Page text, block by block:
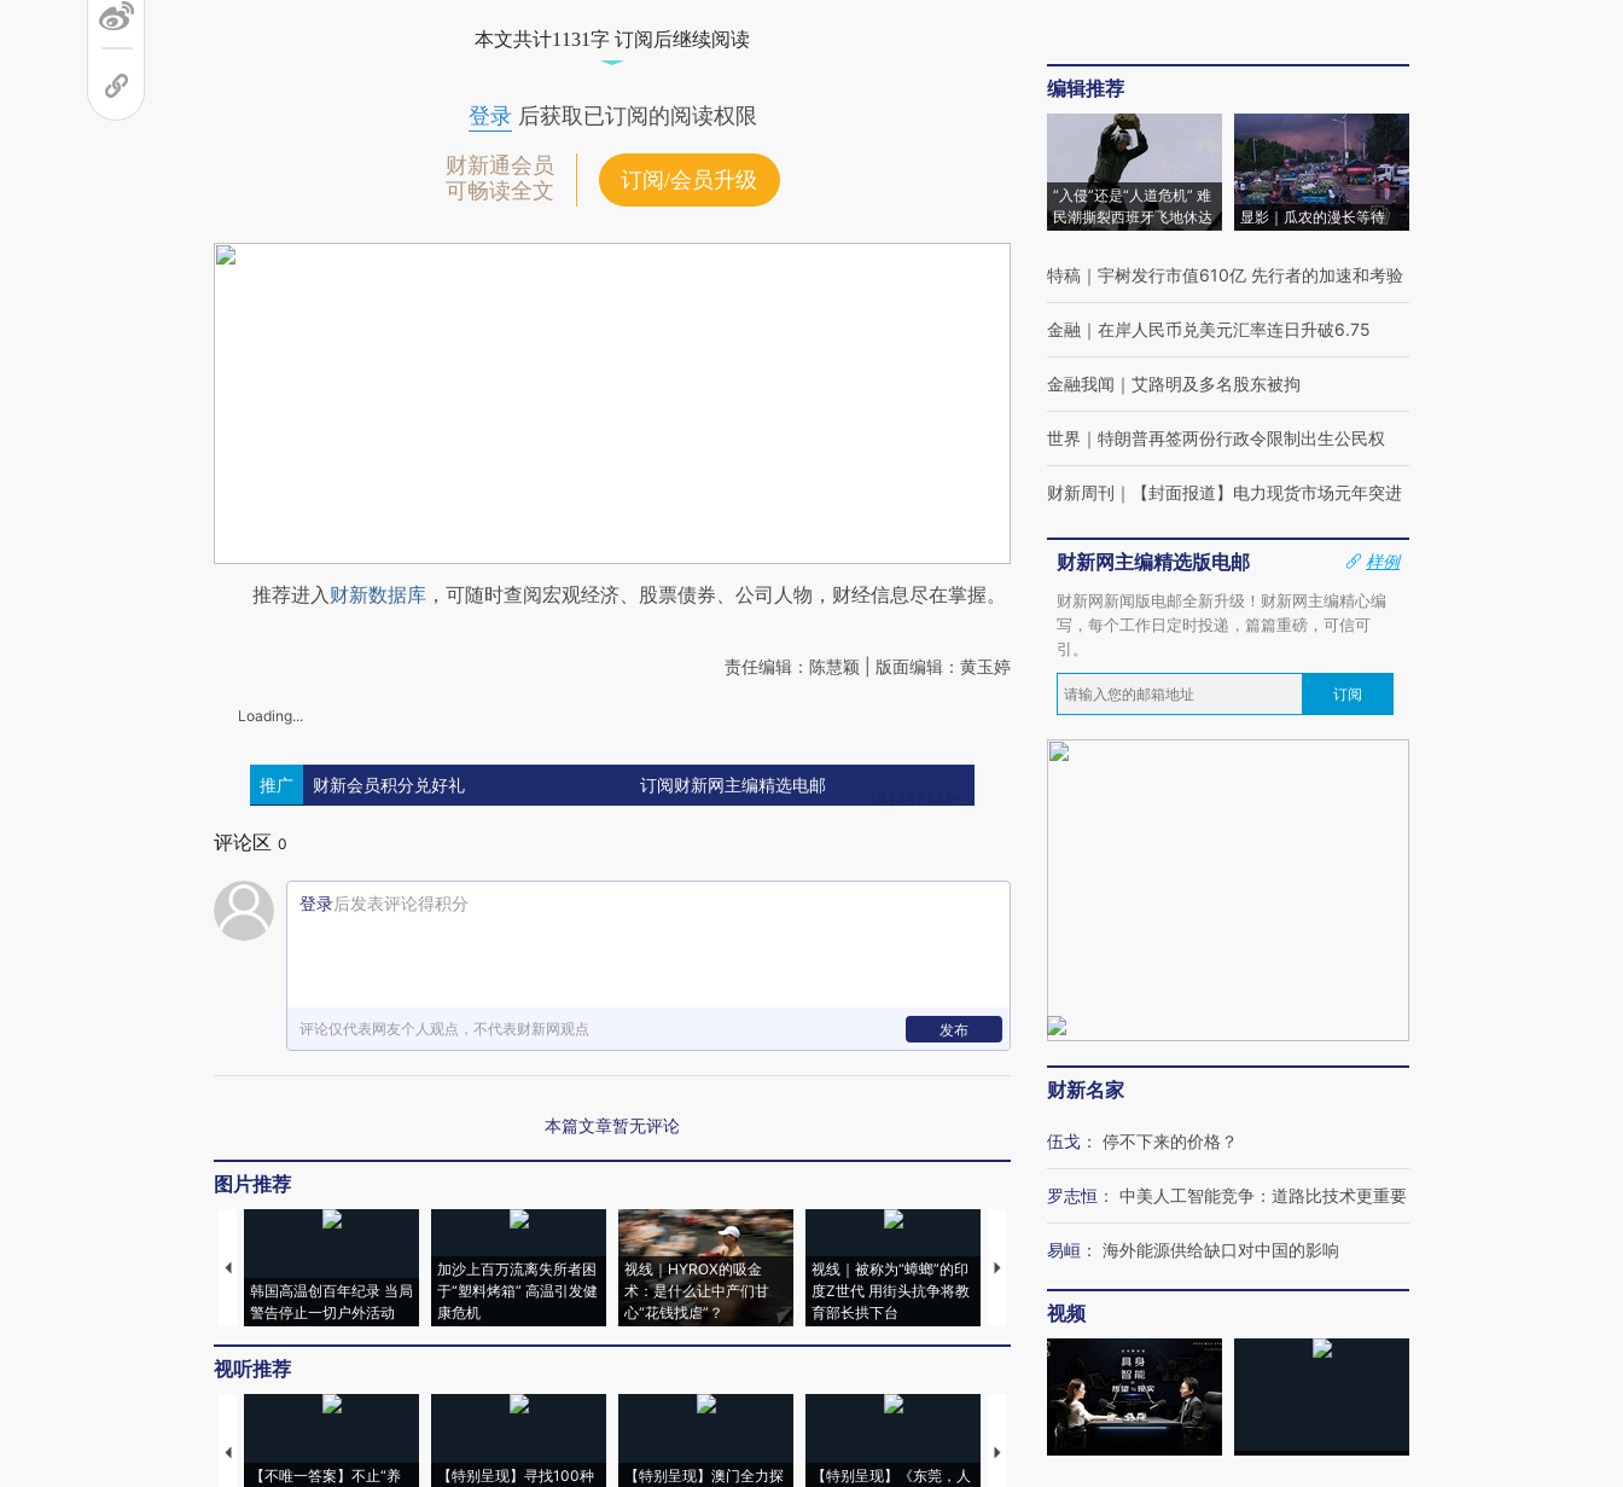
本文共计1131字 订阅后继续阅读
登录后获取已订阅的阅读权限
财新通会员
可畅读全文
订阅/会员升级
推荐进入财新数据库 ，可随时查阅宏观经济、股票债券、公司人物，财经信息尽在掌握。
责任编辑：陈慧颖 | 版面编辑：黄玉婷
Loading...
推广 财新会员积分兑好礼 订阅财新网主编精选电邮
评论区 0
登录后发表评论得积分
评论仅代表网友个人观点，不代表财新网观点 发布
本篇文章暂无评论
图片推荐
韩国高温创百年纪录 当局
警告停止一切户外活动
加沙上百万流离失所者困
于“塑料烤箱” 高温引发健
康危机
视线｜HYROX的吸金
术：是什么让中产们甘
心“花钱找虐”？
视线｜被称为“蟑螂”的印
度Z世代 用街头抗争将教
育部长拱下台
视线｜“入侵”还是“人道危
机”？难民潮撕裂西班牙
飞地休达
128毫米 紧急转移近
雨 3小时累计雨量超80毫
视听推荐
【不唯一答案】不止“养
【特别呈现】寻找100种
【特别呈现】澳门全力探
【特别呈现】《东莞，人
【推广】走进第四届链博
【商旅对话】华住集团
编辑推荐
“入侵”还是“人道危机” 难
民潮撕裂西班牙飞地休达
显影｜瓜农的漫长等待
特稿 ｜ 宇树发行市值610亿 先行者的加速和考验
金融 ｜ 在岸人民币兑美元汇率连日升破6.75
金融我闻 ｜ 艾路明及多名股东被拘
世界 ｜ 特朗普再签两份行政令限制出生公民权
财新周刊 ｜ 【封面报道】电力现货市场元年突进
财新网主编精选版电邮
样例
财新网新闻版电邮全新升级！财新网主编精心编
写，每个工作日定时投递，篇篇重磅，可信可
引。
订阅
财新名家
伍戈 ： 停不下来的价格？
罗志恒 ： 中美人工智能竞争：道路比技术更重要
易峘 ： 海外能源供给缺口对中国的影响
视频